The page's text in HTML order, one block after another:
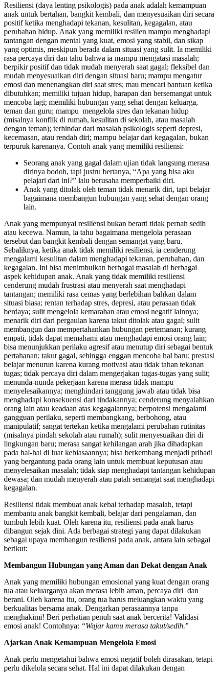
Resiliensi (daya lenting psikologis) pada anak adalah kemampuan
anak untuk bertahan, bangkit kembali, dan menyesuaikan diri secara
positif ketika menghadapi tekanan, kesulitan, kegagalan, atau
perubahan hidup. Anak yang memiliki resilien mampu menghadapi
tantangan dengan mental yang kuat, emosi yang stabil, dan sikap
yang optimis, meskipun berada dalam situasi yang sulit. Ia memiliki
rasa percaya diri dan tahu bahwa ia mampu mengatasi masalah;
berpikir positif dan tidak mudah menyerah saat gagal; fleksibel dan
mudah menyesuaikan diri dengan situasi baru; mampu mengatur
emosi dan menenangkan diri saat stres; mau mencari bantuan ketika
dibutuhkan; memiliki tujuan hidup, harapan dan bersemangat untuk
mencoba lagi; memiliki hubungan yang sehat dengan keluarga,
teman dan guru; mampu mengelola stres dan tekanan hidup
(misalnya konflik di rumah, kesulitan di sekolah, atau masalah
dengan teman); terhindar dari masalah psikologis seperti depresi,
kecemasan, atau rendah diri; mampu belajar dari kegagalan, bukan
terpuruk karenanya. Contoh anak yang memiliki resiliensi:
Seorang anak yang gagal dalam ujian tidak langsung merasa
dirinya bodoh, tapi justru bertanya, “Apa yang bisa aku
pelajari dari ini?” lalu berusaha memperbaiki diri.
Anak yang ditolak oleh teman tidak menarik diri, tapi belajar
bagaimana membangun hubungan yang sehat dengan orang
lain.
Anak yang mempunyai resiliensi bukan berarti tidak pernah sedih
atau kecewa. Namun, ia tahu bagaimana mengelola perasaan
tersebut dan bangkit kembali dengan semangat yang baru.
Sebaliknya, ketika anak tidak memiliki resiliensi, ia cenderung
mengalami kesulitan dalam menghadapi tekanan, perubahan, dan
kegagalan. Ini bisa menimbulkan berbagai masalah di berbagai
aspek kehidupan anak. Anak yang tidak memiliki resiliensi
cenderung mudah frustrasi atau menyerah saat menghadapi
tantangan; memiliki rasa cemas yang berlebihan bahkan dalam
situasi biasa; rentan terhadap stres, depresi, atau perasaan tidak
berdaya; sulit mengelola kemarahan atau emosi negatif lainnya;
menarik diri dari pergaulan karena takut ditolak atau gagal; sulit
membangun dan mempertahankan hubungan pertemanan; kurang
empati, tidak dapat memahami atau menghadapi emosi orang lain;
bisa menunjukkan perilaku agresif atau menutup diri sebagai bentuk
pertahanan; takut gagal, sehingga enggan mencoba hal baru; prestasi
belajar menurun karena kurang motivasi atau tidak tahan tekanan
tugas; tidak percaya diri dalam mengerjakan tugas-tugas yang sulit;
menunda-nunda pekerjaan karena merasa tidak mampu
menyelesaikannya; menghindari tanggung jawab atau tidak bisa
menghadapi konsekuensi dari tindakannya; cenderung menyalahkan
orang lain atau keadaan atas kegagalannya; berpotensi mengalami
gangguan perilaku, seperti membangkang, berbohong, atau
manipulatif; sangat tertekan ketika mengalami perubahan rutinitas
(misalnya pindah sekolah atau rumah); sulit menyesuaikan diri di
lingkungan baru; merasa sangat kehilangan arah jika dihadapkan
pada hal-hal di luar kebiasaannya; bisa berkembang menjadi pribadi
yang bergantung pada orang lain untuk membuat keputusan atau
menyelesaikan masalah; tidak siap menghadapi tantangan kehidupan
dewasa; dan mudah menyerah atau patah semangat saat menghadapi
kegagalan.
Resiliensi tidak membuat anak kebal terhadap masalah, tetapi
membantu anak bangkit kembali, belajar dari pengalaman, dan
tumbuh lebih kuat. Oleh karena itu, resiliensi pada anak harus
dibangun sejak dini. Ada berbagai strategi yang dapat dilakukan
sebagai upaya membangun resiliensi pada anak, antara lain sebagai
berikut:
Membangun Hubungan yang Aman dan Dekat dengan Anak
Anak yang memiliki hubungan emosional yang kuat dengan orang
tua atau keluarganya akan merasa lebih aman, percaya diri dan
berani. Oleh karena itu, orang tua harus meluangkan waktu yang
berkualitas bersama anak. Dengarkan perasaannya tanpa
menghakimi! Beri perhatian penuh saat anak bercerita! Validasi
emosi anak! Contohnya: “Wajar kamu merasa takut/sedih.”
Ajarkan Anak Kemampuan Mengelola Emosi
Anak perlu mengetahui bahwa emosi negatif boleh dirasakan, tetapi
perlu dikelola secara sehat. Hal ini dapat dilakukan dengan